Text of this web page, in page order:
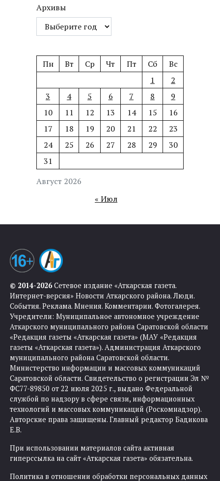
Архивы
Август 2026
Пн Вт Ср Чт Пт Сб
Вс
1
2
3
4 5 6 7 8
9
10
11 12 13 14 15
16
17
18 19 20 21 22
23
24
25 26 27 28 29
30
31
« Июл
© 2014-2026Сетевое издание «Аткарская газета.
Интернет-версия» Новости Аткарского района. Люди.
События. Реклама. Мнения. Комментарии. Фотогалерея.
Учредители: Муниципальное автономное учреждение
Аткарского муниципального района Саратовской области
«Редакция газеты «Аткарская газета» (МАУ «Редакция
газеты «Аткарская газета»). Администрация Аткарского
муниципального района Саратовской области.
Министерство информации и массовых коммуникаций
Саратовской области. Свидетельство о регистрации Эл №
ФС77-89850 от 22 июля 2025 г., выдано Федеральной
службой по надзору в сфере связи, информационных
технологий и массовых коммуникаций (Роскомнадзор).
Авторские права защищены. Главный редактор Бадикова
Е.В.
При использовании материалов сайта активная
гиперссылка на сайт «Аткарская газета» обязательна.
Политика в отношении обработки персональных данных